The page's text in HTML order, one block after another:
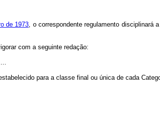
de 1973, o correspondente regulamento disciplinará
com a seguinte redação:
para a classe final ou única de cada